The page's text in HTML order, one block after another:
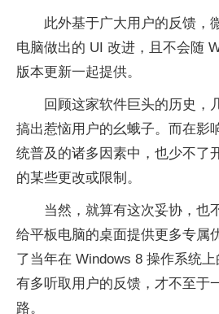
此外基于广大用户的反馈，
电脑做出的 UI 改进，且不会随
版本更新一起提供。
回顾这家软件巨头的历史，
搞出惹恼用户的幺蛾子。而在影
统普及的诸多因素中，也少不了
的某些更改或限制。
当然，就算有这次妥协，也
给平板电脑的桌面提供更多专属
了当年在 Windows 8 操作系统
有多听取用户的反馈，才不至于
路。